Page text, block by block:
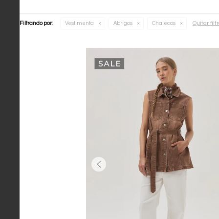
Filtrando por: Vestimenta Abrigos Chalecos Quitar